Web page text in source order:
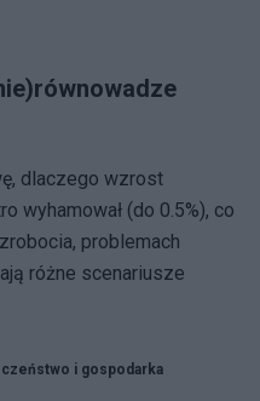
dlaczego wzrost
wyhamował (do 0.5%), co
problemach
różne scenariusze
i gospodarka